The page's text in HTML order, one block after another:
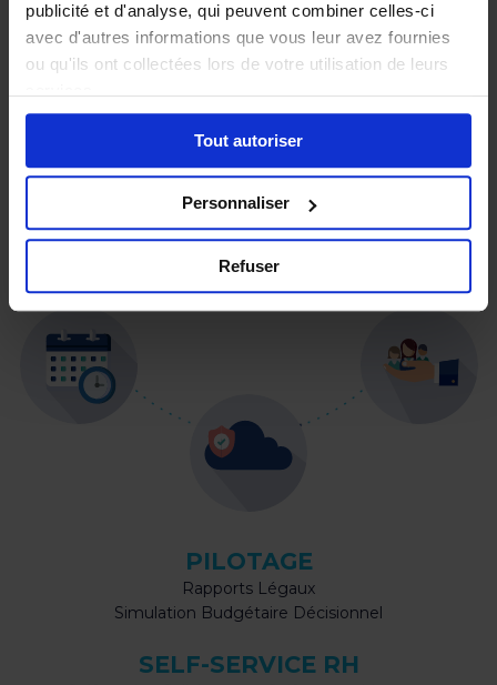
publicité et d'analyse, qui peuvent combiner celles-ci
avec d'autres informations que vous leur avez fournies
ou qu'ils ont collectées lors de votre utilisation de leurs
Tout autoriser
Personnaliser
Refuser
PILOTAGE
Rapports Légaux
Simulation Budgétaire Décisionnel
SELF-SERVICE RH